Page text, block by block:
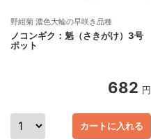
野紺菊 濃色大輪の早咲き品種
ノコンギク：魁（さきがけ）3号
ポット
682 円
カートに入れる